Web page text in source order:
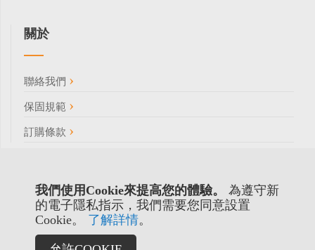
我們使用Cookie來提高您的體驗。
為遵守新
的電子隱私指示，我們需要您同意設置
Cookie。 了解詳情。
關於
聯絡我們
保固規範
訂購條款